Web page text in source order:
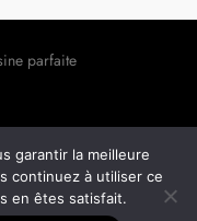
parfaite
garantir la meilleure
continuez à utiliser ce
en êtes satisfait.